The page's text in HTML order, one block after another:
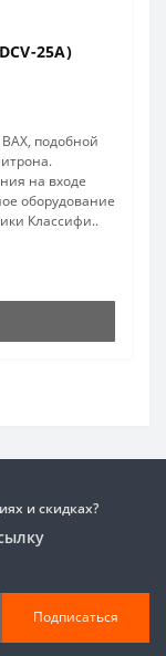
25A)
подобной
на входе
оборудование
Классифи..
и скидках?
Подписаться